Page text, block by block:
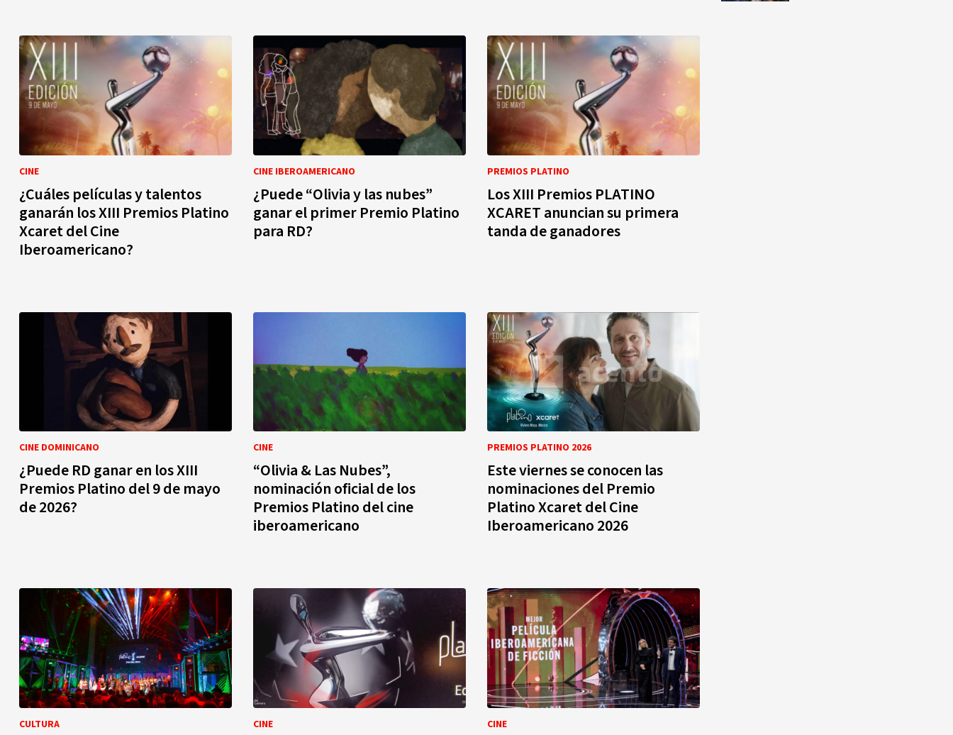
CINE
¿Cuáles películas y talentos
ganarán los XIII Premios Platino
Xcaret del Cine
Iberoamericano?
CINE IBEROAMERICANO
¿Puede “Olivia y las nubes”
ganar el primer Premio Platino
para RD?
PREMIOS PLATINO
Los XIII Premios PLATINO
XCARET anuncian su primera
tanda de ganadores
CINE DOMINICANO
¿Puede RD ganar en los XIII
Premios Platino del 9 de mayo
de 2026?
CINE
“Olivia & Las Nubes”,
nominación oficial de los
Premios Platino del cine
iberoamericano
PREMIOS PLATINO 2026
Este viernes se conocen las
nominaciones del Premio
Platino Xcaret del Cine
Iberoamericano 2026
CULTURA CINE CINE